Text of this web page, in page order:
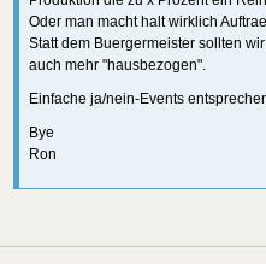
Oder man macht halt wirklich
Statt dem Buergermeister sollten
auch mehr "hausbezogen".
Einfache ja/nein-Events
Bye
Ron